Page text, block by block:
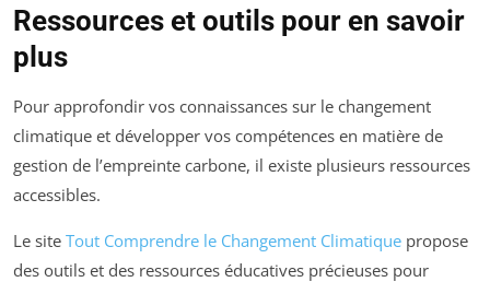
Ressources et outils pour en savoir
plus
Pour approfondir vos connaissances sur le changement
climatique et développer vos compétences en matière de
gestion de l’empreinte carbone, il existe plusieurs ressources
accessibles.
Le site Tout Comprendre le Changement Climatique propose
des outils et des ressources éducatives précieuses pour